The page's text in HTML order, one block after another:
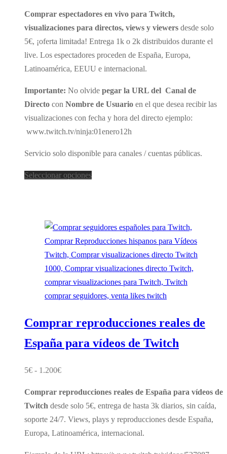
precios:
desde
5€
hasta
180€
Comprar espectadores en vivo para Twitch,
visualizaciones para directos, views y viewers desde solo
5€, ¡oferta limitada! Entrega 1k o 2k distribuidos durante el
live. Los espectadores proceden de España, Europa,
Latinoamérica, EEUU e internacional.
Importante: No olvide pegar la URL del Canal de
Directo con Nombre de Usuario en el que desea recibir las
visualizaciones con fecha y hora del directo ejemplo:
www.twitch.tv/ninja:01enero12h
Servicio solo disponible para canales / cuentas públicas.
Seleccionar opcionesEste
variantes.
Las
opciones
se
pueden
elegir
la
página
Comprar reproducciones reales de
España para vídeos de Twitch
5€ - 1.200€Rango
precios:
desde
5€
hasta
1.200€
Comprar reproducciones reales de España para vídeos de
Twitch desde solo 5€, entrega de hasta 3k diarios, sin caída,
soporte 24/7. Views, plays y reproducciones desde España,
Europa, Latinoamérica, internacional.